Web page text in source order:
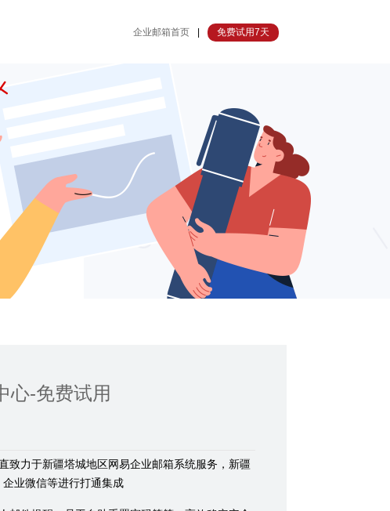
企业邮箱首页 免费试用7天
心-免费试用
致力于新疆塔城地区网易企业邮箱系统服务，新疆
企业微信等进行打通集成